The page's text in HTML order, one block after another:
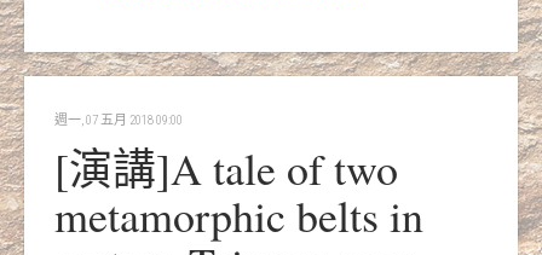
週一, 07 五月 2018 09:00
[演講]A tale of two
metamorphic belts in